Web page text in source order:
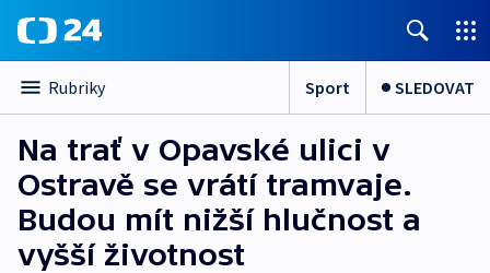
Rubriky Sport SLEDOVAT
Na trať v Opavské ulici v
Ostravě se vrátí tramvaje.
Budou mít nižší hlučnost a
vyšší životnost